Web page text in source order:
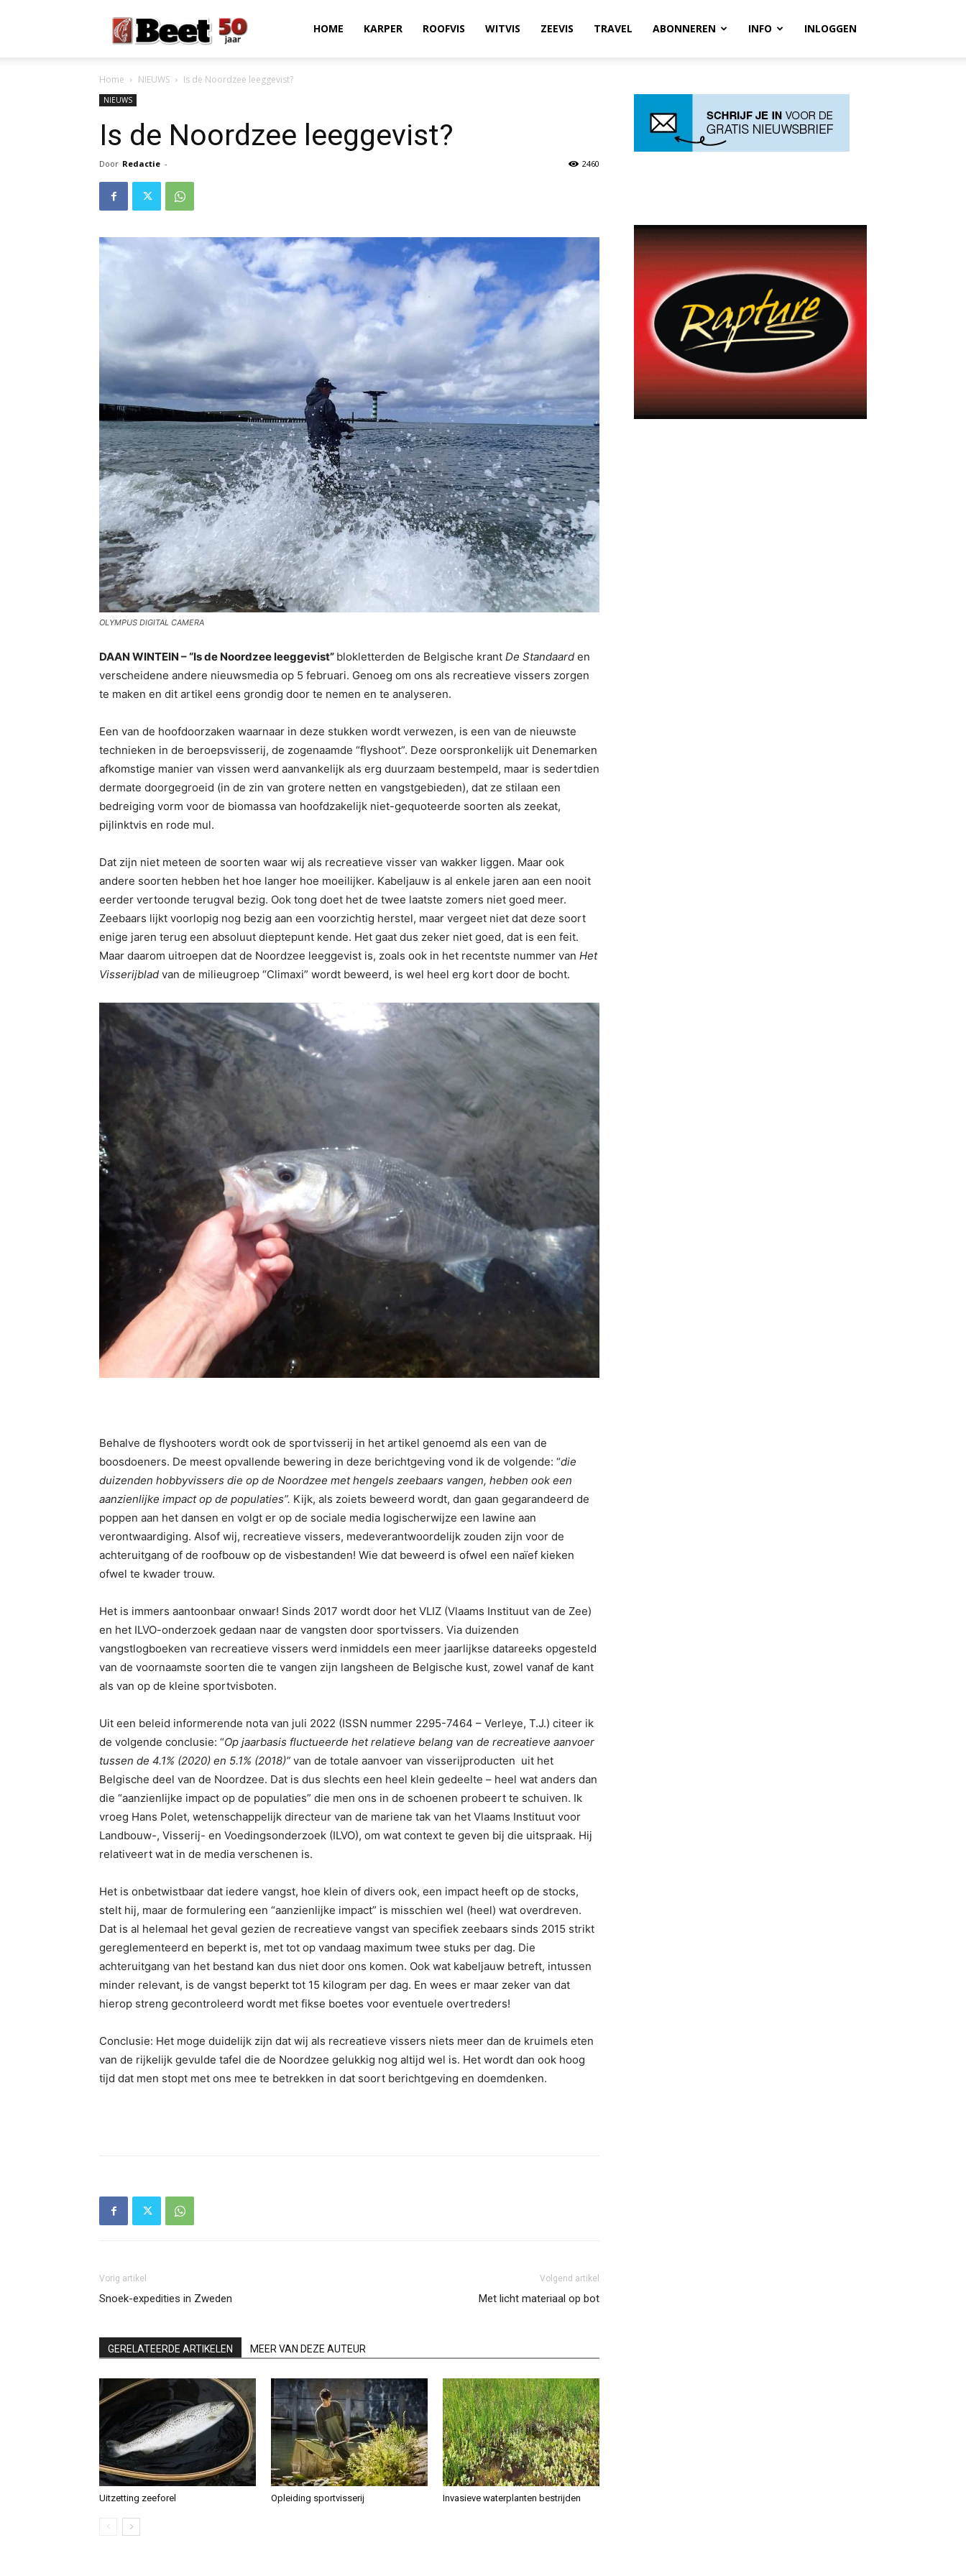
Magazine
HOME KARPER ROOFVIS WITVIS ZEEVIS TRAVEL ABONNEREN INFO INLOGGEN
Home NIEUWS Is de Noordzee leeggevist?
NIEUWS
Is de Noordzee leeggevist?
Door Redactie - 2460
OLYMPUS DIGITAL CAMERA
DAAN WINTEIN – “Is de Noordzee leeggevist” blokletterden de Belgische krant De Standaard en
verscheidene andere nieuwsmedia op 5 februari. Genoeg om ons als recreatieve vissers zorgen
te maken en dit artikel eens grondig door te nemen en te analyseren.
Een van de hoofdoorzaken waarnaar in deze stukken wordt verwezen, is een van de nieuwste
technieken in de beroepsvisserij, de zogenaamde “flyshoot”. Deze oorspronkelijk uit Denemarken
afkomstige manier van vissen werd aanvankelijk als erg duurzaam bestempeld, maar is sedertdien
dermate doorgegroeid (in de zin van grotere netten en vangstgebieden), dat ze stilaan een
bedreiging vorm voor de biomassa van hoofdzakelijk niet-gequoteerde soorten als zeekat,
pijlinktvis en rode mul.
Dat zijn niet meteen de soorten waar wij als recreatieve visser van wakker liggen. Maar ook
andere soorten hebben het hoe langer hoe moeilijker. Kabeljauw is al enkele jaren aan een nooit
eerder vertoonde terugval bezig. Ook tong doet het de twee laatste zomers niet goed meer.
Zeebaars lijkt voorlopig nog bezig aan een voorzichtig herstel, maar vergeet niet dat deze soort
enige jaren terug een absoluut dieptepunt kende. Het gaat dus zeker niet goed, dat is een feit.
Maar daarom uitroepen dat de Noordzee leeggevist is, zoals ook in het recentste nummer van Het
Visserijblad van de milieugroep “Climaxi” wordt beweerd, is wel heel erg kort door de bocht.
Behalve de flyshooters wordt ook de sportvisserij in het artikel genoemd als een van de
boosdoeners. De meest opvallende bewering in deze berichtgeving vond ik de volgende: “die
duizenden hobbyvissers die op de Noordzee met hengels zeebaars vangen, hebben ook een
aanzienlijke impact op de populaties”. Kijk, als zoiets beweerd wordt, dan gaan gegarandeerd de
poppen aan het dansen en volgt er op de sociale media logischerwijze een lawine aan
verontwaardiging. Alsof wij, recreatieve vissers, medeverantwoordelijk zouden zijn voor de
achteruitgang of de roofbouw op de visbestanden! Wie dat beweerd is ofwel een naïef kieken
ofwel te kwader trouw.
Het is immers aantoonbaar onwaar! Sinds 2017 wordt door het VLIZ (Vlaams Instituut van de Zee)
en het ILVO-onderzoek gedaan naar de vangsten door sportvissers. Via duizenden
vangstlogboeken van recreatieve vissers werd inmiddels een meer jaarlijkse datareeks opgesteld
van de voornaamste soorten die te vangen zijn langsheen de Belgische kust, zowel vanaf de kant
als van op de kleine sportvisboten.
Uit een beleid informerende nota van juli 2022 (ISSN nummer 2295-7464 – Verleye, T.J.) citeer ik
de volgende conclusie: “Op jaarbasis fluctueerde het relatieve belang van de recreatieve aanvoer
tussen de 4.1% (2020) en 5.1% (2018)” van de totale aanvoer van visserijproducten uit het
Belgische deel van de Noordzee. Dat is dus slechts een heel klein gedeelte – heel wat anders dan
die “aanzienlijke impact op de populaties” die men ons in de schoenen probeert te schuiven. Ik
vroeg Hans Polet, wetenschappelijk directeur van de mariene tak van het Vlaams Instituut voor
Landbouw-, Visserij- en Voedingsonderzoek (ILVO), om wat context te geven bij die uitspraak. Hij
relativeert wat in de media verschenen is.
Het is onbetwistbaar dat iedere vangst, hoe klein of divers ook, een impact heeft op de stocks,
stelt hij, maar de formulering een “aanzienlijke impact” is misschien wel (heel) wat overdreven.
Dat is al helemaal het geval gezien de recreatieve vangst van specifiek zeebaars sinds 2015 strikt
gereglementeerd en beperkt is, met tot op vandaag maximum twee stuks per dag. Die
achteruitgang van het bestand kan dus niet door ons komen. Ook wat kabeljauw betreft, intussen
minder relevant, is de vangst beperkt tot 15 kilogram per dag. En wees er maar zeker van dat
hierop streng gecontroleerd wordt met fikse boetes voor eventuele overtreders!
Conclusie: Het moge duidelijk zijn dat wij als recreatieve vissers niets meer dan de kruimels eten
van de rijkelijk gevulde tafel die de Noordzee gelukkig nog altijd wel is. Het wordt dan ook hoog
tijd dat men stopt met ons mee te betrekken in dat soort berichtgeving en doemdenken.
Vorig artikel
Snoek-expedities in Zweden
Volgend artikel
Met licht materiaal op bot
GERELATEERDE ARTIKELEN MEER VAN DEZE AUTEUR
Uitzetting zeeforel Opleiding sportvisserij Invasieve waterplanten bestrijden